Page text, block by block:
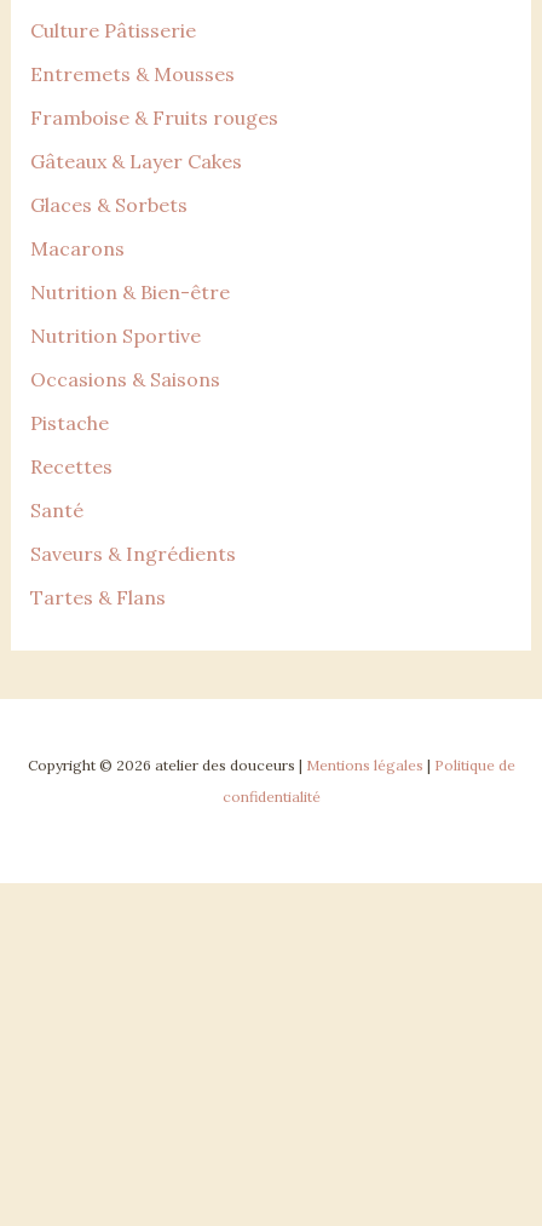
Culture Pâtisserie
Entremets & Mousses
Framboise & Fruits rouges
Gâteaux & Layer Cakes
Glaces & Sorbets
Macarons
Nutrition & Bien-être
Nutrition Sportive
Occasions & Saisons
Pistache
Recettes
Santé
Saveurs & Ingrédients
Tartes & Flans
Copyright © 2026 atelier des douceurs | Mentions légales | Politique de
confidentialité